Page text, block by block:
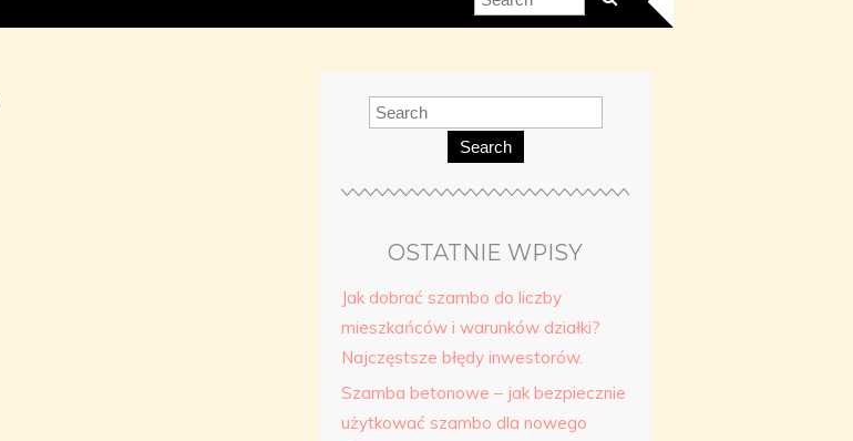
Search
OSTATNIE WPISY
Jak dobrać szambo do liczby
mieszkańców i warunków działki?
Najczęstsze błędy inwestorów.
Szamba betonowe – jak bezpiecznie
użytkować szambo dla nowego